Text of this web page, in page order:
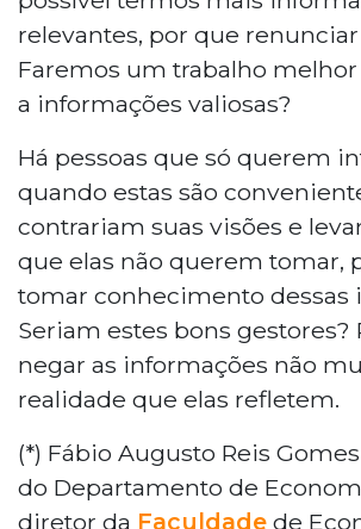
relevantes, por que renunciar
Faremos um trabalho
a informações valiosas?
Há pessoas que só querem
quando estas são
contrariam suas visões e
que elas não querem tomar,
tomar conhecimento dessas
Seriam estes bons gestores?
negar as informações não
realidade que elas refletem.
(*) Fábio Augusto Reis
do Departamento de
diretor da Faculdade de